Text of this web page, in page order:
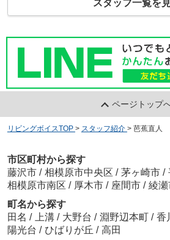
ず芭蕉さんへ相談し今回
蕉さん以外の方でしたら
せん。 本当にお世話になりました。有難う御座
います。 今後とも引続き
す。
スタッフ一覧を
ページトップ
リビングボイスTOP > スタッフ紹介 > 芭蕉直人
市区町村から探す
藤沢市 / 相模原市中央区 / 茅ヶ崎市 /
相模原市南区 / 厚木市 / 座間市 / 綾瀬
町名から探す
田名 / 上溝 / 大野台 / 淵野辺本町 / 香
陽光台 / ひばりが丘 / 高田